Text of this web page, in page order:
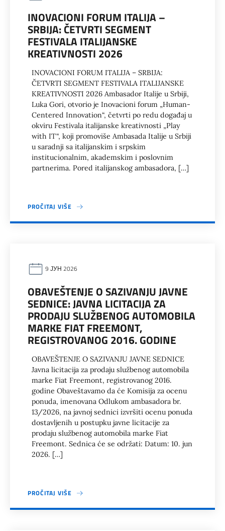
INOVACIONI FORUM ITALIJA –
SRBIJA: ČETVRTI SEGMENT
FESTIVALA ITALIJANSKE
KREATIVNOSTI 2026
INOVACIONI FORUM ITALIJA – SRBIJA:
ČETVRTI SEGMENT FESTIVALA ITALIJANSKE
KREATIVNOSTI 2026 Ambasador Italije u Srbiji,
Luka Gori, otvorio je Inovacioni forum „Human-
Centered Innovation“, četvrti po redu događaj u
okviru Festivala italijanske kreativnosti „Play
with IT“, koji promoviše Ambasada Italije u Srbiji
u saradnji sa italijanskim i srpskim
institucionalnim, akademskim i poslovnim
partnerima. Pored italijanskog ambasadora, […]
PROČITAJ VIŠE
9 ЈУН 2026
OBAVEŠTENJE O SAZIVANJU JAVNE
SEDNICE: JAVNA LICITACIJA ZA
PRODAJU SLUŽBENOG AUTOMOBILA
MARKE FIAT FREEMONT,
REGISTROVANOG 2016. GODINE
OBAVEŠTENJE O SAZIVANJU JAVNE SEDNICE
Javna licitacija za prodaju službenog automobila
marke Fiat Freemont, registrovanog 2016.
godine Obaveštavamo da će Komisija za ocenu
ponuda, imenovana Odlukom ambasadora br.
13/2026, na javnoj sednici izvršiti ocenu ponuda
dostavljenih u postupku javne licitacije za
prodaju službenog automobila marke Fiat
Freemont. Sednica će se održati: Datum: 10. jun
2026. […]
PROČITAJ VIŠE